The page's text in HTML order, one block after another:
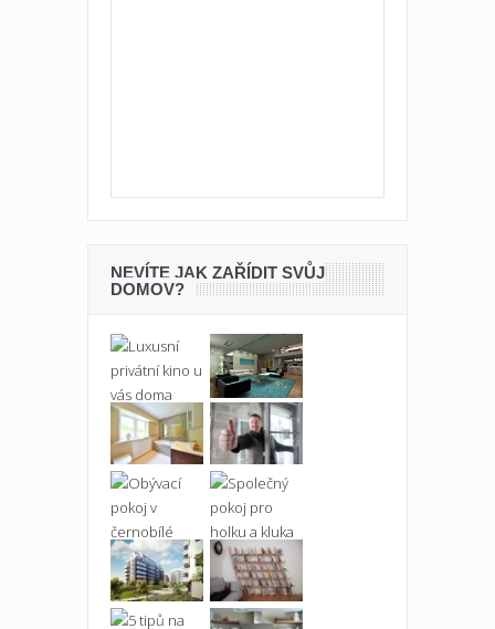
NEVÍTE JAK ZAŘÍDIT SVŮJ
DOMOV?